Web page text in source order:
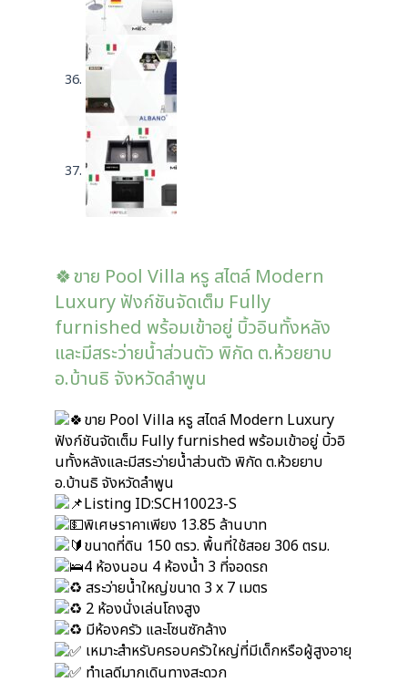
🍀ขาย Pool Villa หรู สไตล์ Modern
Luxury ฟังก์ชันจัดเต็ม Fully
furnished พร้อมเข้าอยู่ บิ้วอินทั้งหลัง
และมีสระว่ายน้ำส่วนตัว พิกัด ต.ห้วยยาบ
อ.บ้านธิ จังหวัดลำพูน
ขาย Pool Villa หรู สไตล์ Modern Luxury
ฟังก์ชันจัดเต็ม Fully furnished พร้อมเข้าอยู่ บิ้วอิ
นทั้งหลังและมีสระว่ายน้ำส่วนตัว พิกัด ต.ห้วยยาบ
อ.บ้านธิ จังหวัดลำพูน
Listing ID:SCH10023-S
พิเศษราคาเพียง 13.85 ล้านบาท
ขนาดที่ดิน 150 ตรว. พื้นที่ใช้สอย 306 ตรม.
4 ห้องนอน 4 ห้องน้ำ 3 ที่จอดรถ
สระว่ายน้ำใหญ่ขนาด 3 x 7 เมตร
2 ห้องนั่งเล่นโถงสูง
มีห้องครัว และโซนซักล้าง
เหมาะสำหรับครอบครัวใหญ่ที่มีเด็กหรือผู้สูงอายุ
ทำเลดีมากเดินทางสะดวก